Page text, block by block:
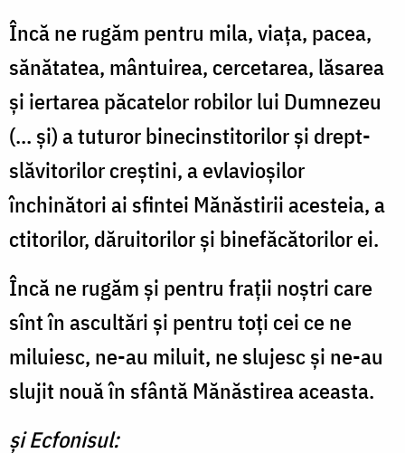
Încă ne rugăm pentru mila, viaţa, pacea,
sănătatea, mântuirea, cercetarea, lăsarea
şi iertarea păcatelor robilor lui Dumnezeu
(... şi) a tuturor binecinstitorilor şi drept-
slăvitorilor creştini, a evlavioşilor
închinători ai sfintei Mănăstirii acesteia, a
ctitorilor, dăruitorilor şi binefăcătorilor ei.
Încă ne rugăm şi pentru fraţii noştri care
sînt în ascultări şi pentru toţi cei ce ne
miluiesc, ne-au miluit, ne slujesc şi ne-au
slujit nouă în sfântă Mănăstirea aceasta.
şi Ecfonisul: